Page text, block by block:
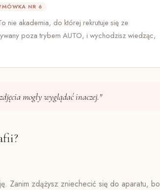
NR 6
nie akademia, do której rekrutuje się ze
poza trybem AUTO, i wychodzisz wiedząc,
mogły wyglądać inaczej."
Zanim zdążysz zniechecić się do aparatu, bo